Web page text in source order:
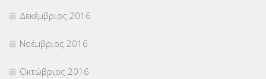
Δεκέμβριος 2016
Νοέμβριος 2016
Οκτώβριος 2016